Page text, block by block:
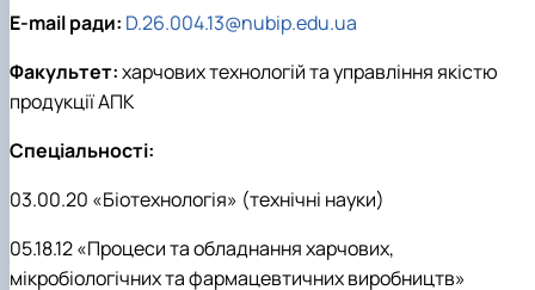
E-mail ради: D.26.004.13@nubip.edu.ua
Факультет:харчових технологій та управління якістю
продукції АПК
Спеціальності:
03.00.20 «Біотехнологія» (технічні науки)
05.18.12 «Процеси та обладнання харчових,
мікробіологічних та фармацевтичних виробництв»